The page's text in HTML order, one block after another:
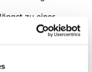
zu einer
Mit seiner
mit vielen